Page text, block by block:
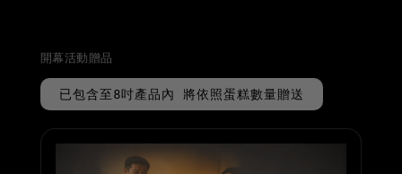
開幕活動贈品
已包含至8吋產品內 將依照蛋糕數量贈送